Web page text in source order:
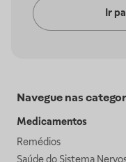
Ir
Navegue nas
Medicamentos
Remédios
Saúde do Sistema